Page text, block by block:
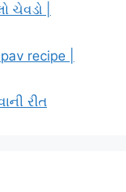
ચેવડો |
recipe |
રીત